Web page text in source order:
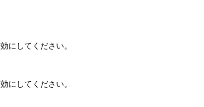
にしてください。
にしてください。